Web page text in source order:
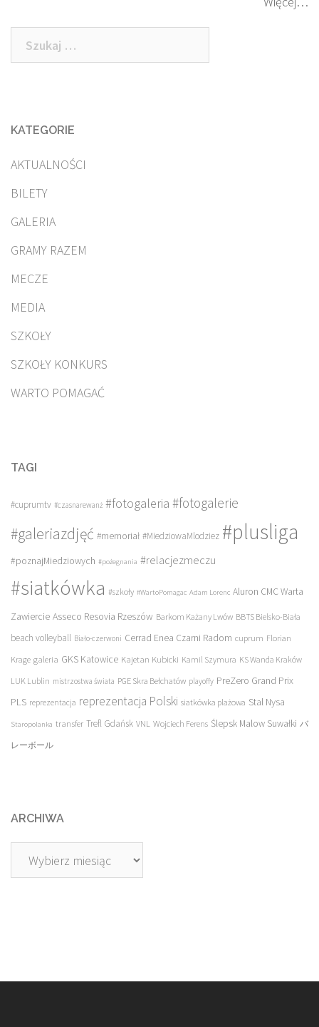
Szukaj:
KATEGORIE
AKTUALNOŚCI
BILETY
GALERIA
GRAMY RAZEM
MECZE
MEDIA
SZKOŁY
SZKOŁY KONKURS
WARTO POMAGAĆ
TAGI
#cuprumtv #czasnarewanż #fotogaleria #fotogalerie
#galeriazdjęć #memoriał #MiedziowaMlodziez #plusliga
#poznajMiedziowych #pożegnania #relacjezmeczu
#siatkówka #szkoły #WartoPomagac Adam Lorenc Aluron CMC Warta
Zawiercie Asseco Resovia Rzeszów Barkom Każany Lwów BBTS Bielsko-Biała
beach volleyball Biało-czerwoni Cerrad Enea Czarni Radom cuprum Florian
Krage galeria GKS Katowice Kajetan Kubicki Kamil Szymura KS Wanda Kraków
LUK Lublin mistrzostwa świata PGE Skra Bełchatów playoffy PreZero Grand Prix
PLS reprezentacja reprezentacja Polski siatkówka plażowa Stal Nysa
Staropolanka transfer Trefl Gdańsk VNL Wojciech Ferens Ślepsk Malow Suwałki バ
レーボール
ARCHIWA
Archiwa